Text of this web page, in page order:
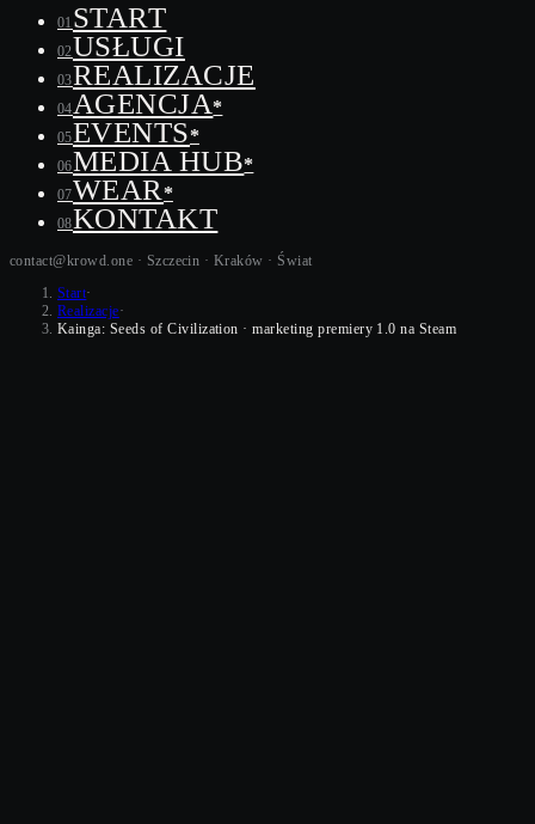
01 START
02USŁUGI
03REALIZACJE
04 AGENCJA*
05EVENTS*
06MEDIA HUB*
07WEAR *
08KONTAKT
contact@krowd.one · Szczecin · Kraków ·Świat
Start·
Realizacje·
Kainga: Seeds of Civilization · marketing premiery 1.0 na Steam